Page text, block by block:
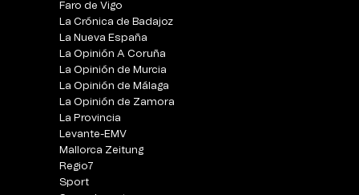
Faro de Vigo
La Crónica de Badajoz
La Nueva España
La Opinión A Coruña
La Opinión de Murcia
La Opinión de Málaga
La Opinión de Zamora
La Provincia
Levante-EMV
Mallorca Zeitung
Regio7
Sport